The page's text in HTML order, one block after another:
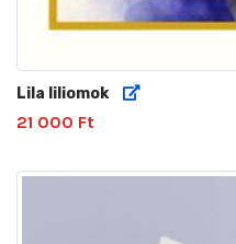
Lila liliomok
21 000 Ft